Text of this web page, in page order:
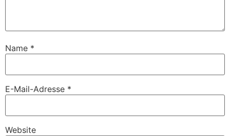
Name *
E-Mail-Adresse *
Website